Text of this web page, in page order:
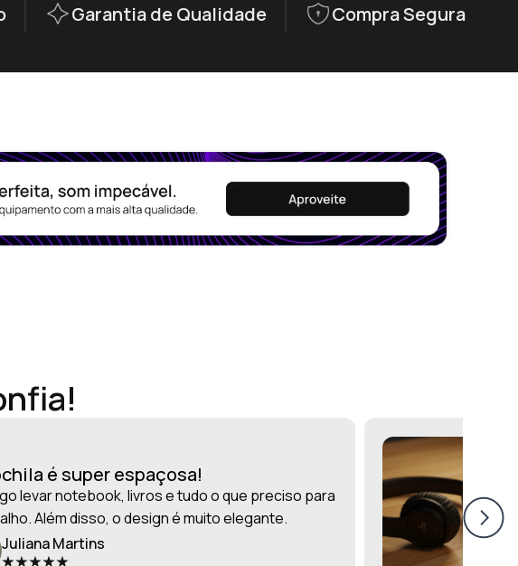
Garantia de Qualidade Compra Segura
é super espaçosa!
levar notebook, livros e tudo o que preciso para
Além disso, o design é muito elegante.
Juliana Martins